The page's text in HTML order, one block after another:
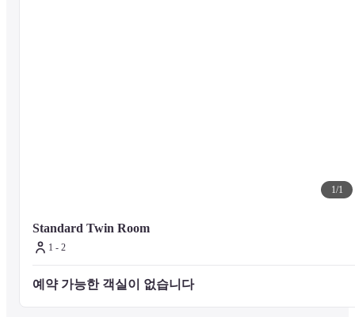
1/1
Standard Twin Room
1 - 2
예약 가능한 객실이 없습니다